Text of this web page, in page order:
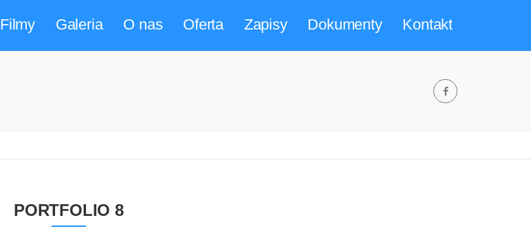
Filmy Galeria O nas Oferta Zapisy Dokumenty Kontakt
PORTFOLIO 8